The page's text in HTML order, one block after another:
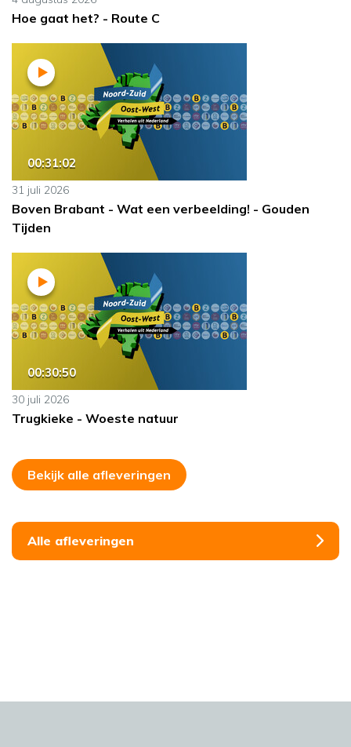
Hoe gaat het? - Route C
00:31:02
31 juli 2026
Boven Brabant - Wat een verbeelding! - Gouden
Tijden
00:30:50
30 juli 2026
Trugkieke - Woeste natuur
Bekijk alle afleveringen
Alle afleveringen